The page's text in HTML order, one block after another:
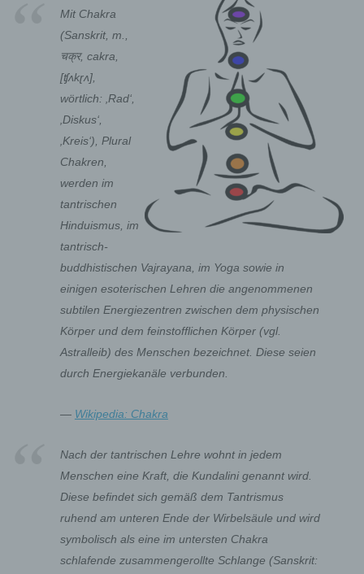
Mit Chakra
(Sanskrit, m.,
चक्र, cakra,
[ʧʌkɽʌ],
wörtlich: ‚Rad‘,
‚Diskus‘,
‚Kreis‘), Plural
Chakren,
werden im
tantrischen
Hinduismus, im
tantrisch-
buddhistischen Vajrayana, im Yoga sowie in
einigen esoterischen Lehren die angenommenen
subtilen Energiezentren zwischen dem physischen
Körper und dem feinstofflichen Körper (vgl.
Astralleib) des Menschen bezeichnet. Diese seien
durch Energiekanäle verbunden.
— Wikipedia: Chakra
Nach der tantrischen Lehre wohnt in jedem
Menschen eine Kraft, die Kundalini genannt wird.
Diese befindet sich gemäß dem Tantrismus
ruhend am unteren Ende der Wirbelsäule und wird
symbolisch als eine im untersten Chakra
schlafende zusammengerollte Schlange (Sanskrit: